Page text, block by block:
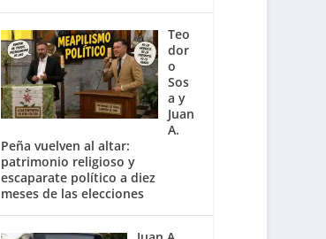
Teo
dor
o
Sos
a y
Juan
A.
Peña vuelven al altar:
patrimonio religioso y
escaparate político a diez
meses de las elecciones